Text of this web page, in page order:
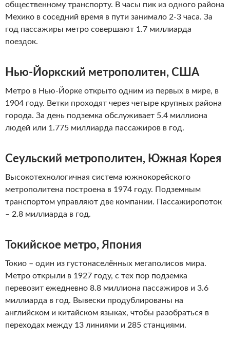
общественному транспорту. В часы пик из одного района
Мехико в соседний время в пути занимало 2-3 часа. За
год пассажиры метро совершают 1.7 миллиарда
поездок.
Нью-Йоркский метрополитен, США
Метро в Нью-Йорке открыто одним из первых в мире, в
1904 году. Ветки проходят через четыре крупных района
города. За день подземка обслуживает 5.4 миллиона
людей или 1.775 миллиарда пассажиров в год.
Сеульский метрополитен, Южная Корея
Высокотехнологичная система южнокорейского
метрополитена построена в 1974 году. Подземным
транспортом управляют две компании. Пассажиропоток
– 2.8 миллиарда в год.
Токийское метро, Япония
Токио – один из густонаселённых мегаполисов мира.
Метро открыли в 1927 году, с тех пор подземка
перевозит ежедневно 8.8 миллиона пассажиров и 3.6
миллиарда в год. Вывески продублированы на
английском и китайском языках, чтобы разобраться в
переходах между 13 линиями и 285 станциями.